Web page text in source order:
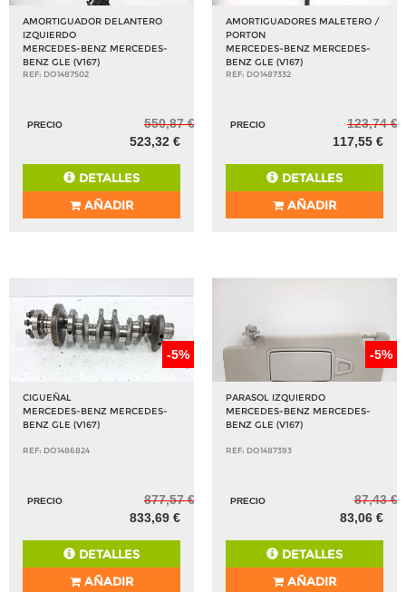
AMORTIGUADOR DELANTERO
IZQUIERDO
MERCEDES-BENZ MERCEDES-
BENZ GLE (V167)
REF: DO1487502
PRECIO
550,87 €
523,32 €
DETALLES
AÑADIR
AMORTIGUADORES MALETERO /
PORTON
MERCEDES-BENZ MERCEDES-
BENZ GLE (V167)
REF: DO1487332
PRECIO
123,74 €
117,55 €
DETALLES
AÑADIR
-5%
CIGUEÑAL
MERCEDES-BENZ MERCEDES-
BENZ GLE (V167)
REF: DO1486824
PRECIO
877,57 €
833,69 €
DETALLES
AÑADIR
-5%
PARASOL IZQUIERDO
MERCEDES-BENZ MERCEDES-
BENZ GLE (V167)
REF: DO1487393
PRECIO
87,43 €
83,06 €
DETALLES
AÑADIR